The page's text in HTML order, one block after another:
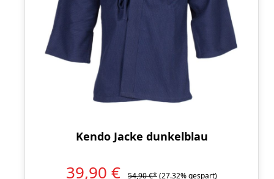
Kendo Jacke dunkelblau
39,90 € 54,90 €*(27.32% gespart)